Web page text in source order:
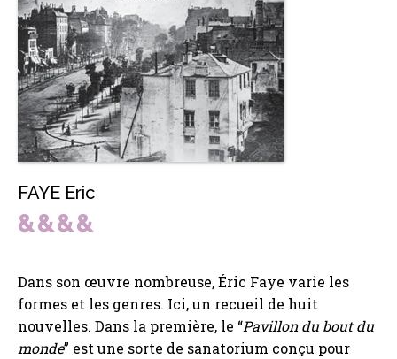
FAYE Eric
Dans son œuvre nombreuse, Éric Faye varie les
formes et les genres. Ici, un recueil de huit
nouvelles. Dans la première, le “Pavillon du bout du
monde” est une sorte de sanatorium conçu pour